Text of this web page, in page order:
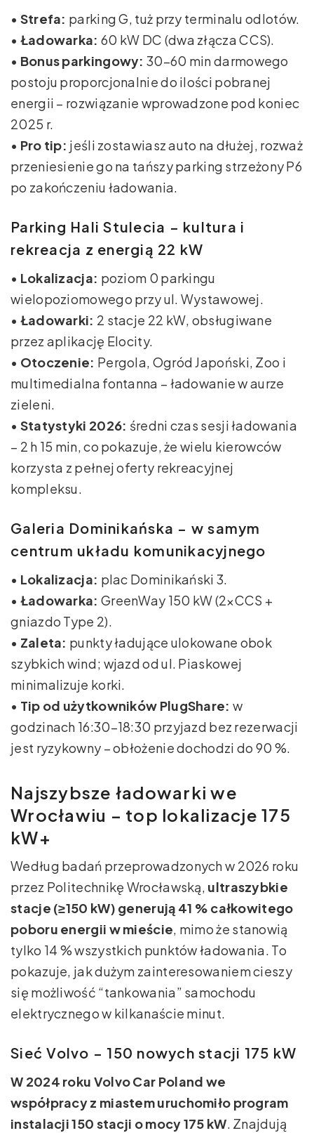
• Strefa: parking G, tuż przy terminalu odlotów.
• Ładowarka: 60 kW DC (dwa złącza CCS).
• Bonus parkingowy: 30–60 min darmowego
postoju proporcjonalnie do ilości pobranej
energii – rozwiązanie wprowadzone pod koniec
2025 r.
• Pro tip: jeśli zostawiasz auto na dłużej, rozważ
przeniesienie go na tańszy parking strzeżony P6
po zakończeniu ładowania.
Parking Hali Stulecia – kultura i
rekreacja z energią 22 kW
• Lokalizacja: poziom 0 parkingu
wielopoziomowego przy ul. Wystawowej.
• Ładowarki: 2 stacje 22 kW, obsługiwane
przez aplikację Elocity.
• Otoczenie: Pergola, Ogród Japoński, Zoo i
multimedialna fontanna – ładowanie w aurze
zieleni.
• Statystyki 2026: średni czas sesji ładowania
– 2 h 15 min, co pokazuje, że wielu kierowców
korzysta z pełnej oferty rekreacyjnej
kompleksu.
Galeria Dominikańska – w samym
centrum układu komunikacyjnego
• Lokalizacja: plac Dominikański 3.
• Ładowarka: GreenWay 150 kW (2×CCS +
gniazdo Type 2).
• Zaleta: punkty ładujące ulokowane obok
szybkich wind; wjazd od ul. Piaskowej
minimalizuje korki.
• Tip od użytkowników PlugShare: w
godzinach 16:30–18:30 przyjazd bez rezerwacji
jest ryzykowny – obłożenie dochodzi do 90 %.
Najszybsze ładowarki we
Wrocławiu – top lokalizacje 175
kW+
Według badań przeprowadzonych w 2026 roku
przez Politechnikę Wrocławską, ultraszybkie
stacje (≥150 kW) generują 41 % całkowitego
poboru energii w mieście, mimo że stanowią
tylko 14 % wszystkich punktów ładowania. To
pokazuje, jak dużym zainteresowaniem cieszy
się możliwość “tankowania” samochodu
elektrycznego w kilkanaście minut.
Sieć Volvo – 150 nowych stacji 175 kW
W 2024 roku Volvo Car Poland we
współpracy z miastem uruchomiło program
instalacji 150 stacji o mocy 175 kW. Znajdują